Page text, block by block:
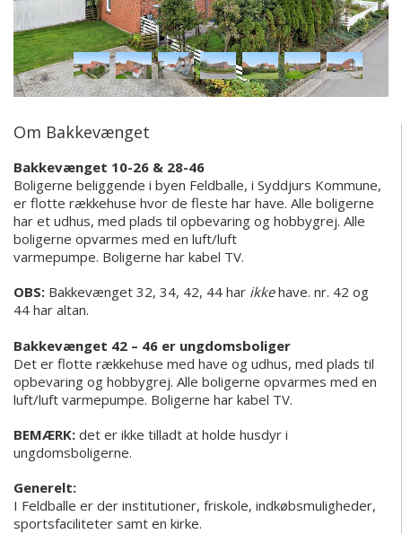
Om Bakkevænget
Bakkevænget 10-26 & 28-46
Boligerne beliggende i byen Feldballe, i Syddjurs Kommune,
er flotte rækkehuse hvor de fleste har have. Alle boligerne
har et udhus, med plads til opbevaring og hobbygrej. Alle
boligerne opvarmes med en luft/luft
varmepumpe. Boligerne har kabel TV.
OBS: Bakkevænget 32, 34, 42, 44 har ikkehave. nr. 42 og
44 har altan.
Bakkevænget 42 – 46 er ungdomsboliger
Det er flotte rækkehuse med have og udhus, med plads til
opbevaring og hobbygrej. Alle boligerne opvarmes med en
luft/luft varmepumpe. Boligerne har kabel TV.
BEMÆRK: det er ikke tilladt at holde husdyr i
ungdomsboligerne.
Generelt:
I Feldballe er der institutioner, friskole, indkøbsmuligheder,
sportsfaciliteter samt en kirke.